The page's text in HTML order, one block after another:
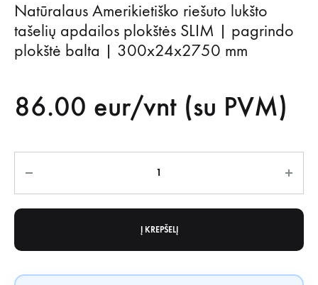
Natūralaus Amerikietiško riešuto lukšto
tašelių apdailos plokštės SLIM | pagrindo
plokštė balta | 300x24x2750 mm
86.00 eur/vnt (su PVM)
Į KREPŠELĮ